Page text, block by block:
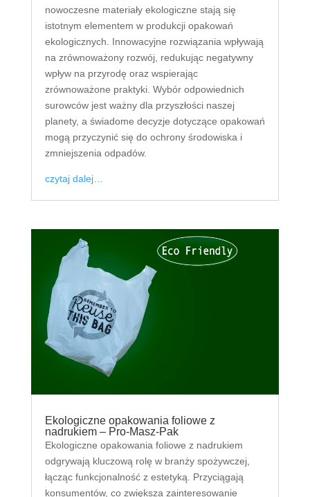
nowoczesne materiały ekologiczne stają się
istotnym elementem w produkcji opakowań
ekologicznych. Innowacyjne rozwiązania wpływają
na zrównoważony rozwój, redukując negatywny
wpływ na przyrodę oraz wspierając
zrównoważone praktyki. Wybór odpowiednich
surowców jest ważny dla przyszłości naszej
planety, a świadome decyzje dotyczące opakowań
mogą przyczynić się do ochrony środowiska i
zmniejszenia odpadów.
czytaj dalej…
Ekologiczne opakowania foliowe z
nadrukiem – Pro-Masz-Pak
Ekologiczne opakowania foliowe z nadrukiem
odgrywają kluczową rolę w branży spożywczej,
łącząc funkcjonalność z estetyką. Przyciągają
konsumentów, co zwiększa zainteresowanie